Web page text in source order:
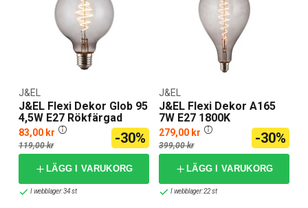
J&EL Flexi Dekor Glob 95
4,5W E27 Rökfärgad
J&EL
83,00 kr
119,00 kr -30%
LÄGG I VARUKORG
I webblager: 34 st
J&EL Flexi Dekor A165
7W E27 1800K
J&EL
279,00 kr
399,00 kr -30%
LÄGG I VARUKORG
I webblager: 22 st